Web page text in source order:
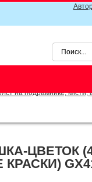
на подрамнике, кисти,
ЦВЕТОК